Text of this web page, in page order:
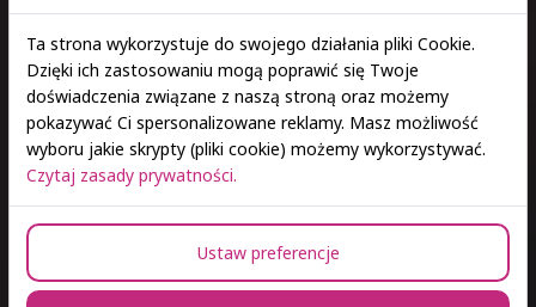
11 czerwca 2026 r.
Piknik Zdrowia w SAN!
Ta strona wykorzystuje do swojego działania pliki Cookie.
Dzięki ich zastosowaniu mogą poprawić się Twoje
doświadczenia związane z naszą stroną oraz możemy
pokazywać Ci spersonalizowane reklamy. Masz możliwość
wyboru jakie skrypty (pliki cookie) możemy wykorzystywać.
Czytaj zasady prywatności.
Ustaw preferencje